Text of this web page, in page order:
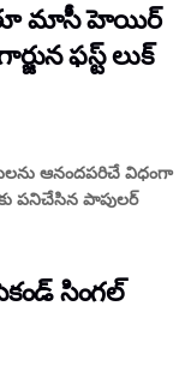
మాసీ హెయిర్
ఫస్ట్ లుక్
ఆనందపరిచే విధంగా
పనిచేసిన పాపులర్
సింగల్